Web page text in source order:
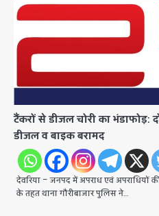
टैंकरों से डीजल चोरी का भंडाफोड़:
डीजल व बाइक बरामद
देवरिया – जनपद में अपराध एवं अपराधियों
के तहत थाना गौरीबाजार पुलिस ने…